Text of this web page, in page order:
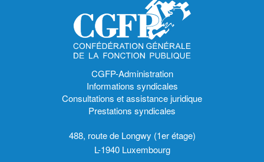
CGFP-Administration
Informations syndicales
Consultations et assistance juridique
Prestations syndicales
488, route de Longwy (1er étage)
L-1940 Luxembourg